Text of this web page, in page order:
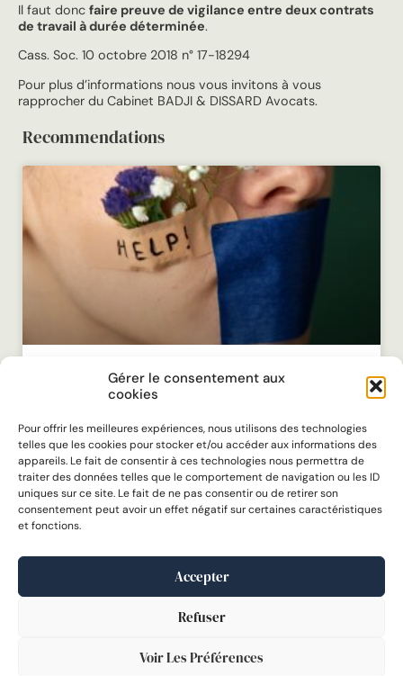
Gérer le consentement aux
cookies
Pour offrir les meilleures expériences, nous utilisons des technologies
telles que les cookies pour stocker et/ou accéder aux informations des
appareils. Le fait de consentir à ces technologies nous permettra de
traiter des données telles que le comportement de navigation ou les ID
uniques sur ce site. Le fait de ne pas consentir ou de retirer son
consentement peut avoir un effet négatif sur certaines caractéristiques
et fonctions.
Accepter
Refuser
Voir Les Préférences
Il faut donc faire preuve de vigilance entre deux contrats
de travail à durée déterminée.
Cass. Soc. 10 octobre 2018 n° 17-18294
Pour plus d’informations nous vous invitons à vous
rapprocher du Cabinet BADJI & DISSARD Avocats.
Recommendations
VIOLENCES CONJUGALES /
VOUS ACCOMPAGNE AU QUOTIDIEN
En 2024, la police et la gendarmerie ont enregistré près
de 272 400 victimes de violences commises par leur
partenaire ou ex-partenaire. Ce nombre, quasi
LIRE LA SUITE »